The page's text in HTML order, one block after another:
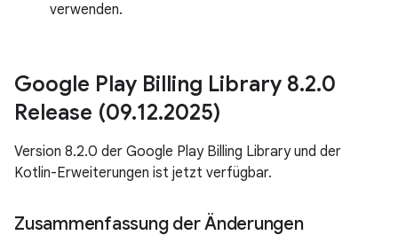
verwenden.
Google Play Billing Library 8.2.0
Release (09.12.2025)
Version 8.2.0 der Google Play Billing Library und der
Kotlin-Erweiterungen ist jetzt verfügbar.
Zusammenfassung der Änderungen